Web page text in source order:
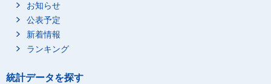
お知らせ
公表予定
新着情報
ランキング
統計データを探す